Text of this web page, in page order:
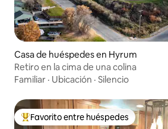
Casa de huéspedes en Hyrum
Retiro en la cima de una colina
Familiar · Ubicación · Silencio
Favorito entre huéspedes preferido
Favorito entre huéspedes